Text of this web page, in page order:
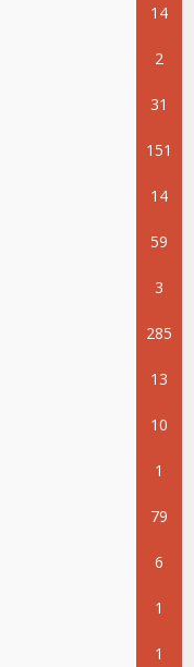
14
2
31
151
14
59
3
285
13
10
1
79
6
1
1